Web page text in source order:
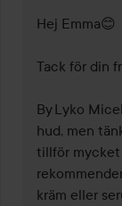
Hej Emma😊
Tack för din
By Lyko
hud, men
tillför
kräm eller